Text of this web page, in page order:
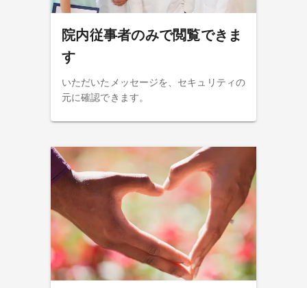
院内従事者のみで閲覧できま
す
いただいたメッセージを、セキュリティの
元に確認できます。